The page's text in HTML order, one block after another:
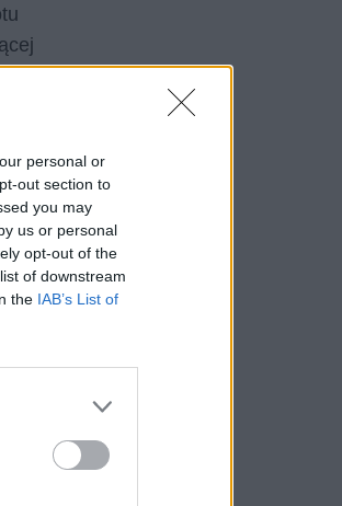
personal or
out section to
you may
us or personal
opt-out of the
of downstream
the IAB’s List of